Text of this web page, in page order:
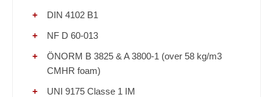
DIN 4102 B1
NF D 60-013
ÖNORM B 3825 & A 3800-1 (over 58 kg/m3
CMHR foam)
UNI 9175 Classe 1 IM